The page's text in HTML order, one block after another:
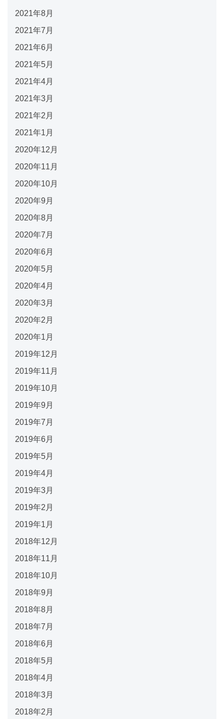
2021年8月
2021年7月
2021年6月
2021年5月
2021年4月
2021年3月
2021年2月
2021年1月
2020年12月
2020年11月
2020年10月
2020年9月
2020年8月
2020年7月
2020年6月
2020年5月
2020年4月
2020年3月
2020年2月
2020年1月
2019年12月
2019年11月
2019年10月
2019年9月
2019年7月
2019年6月
2019年5月
2019年4月
2019年3月
2019年2月
2019年1月
2018年12月
2018年11月
2018年10月
2018年9月
2018年8月
2018年7月
2018年6月
2018年5月
2018年4月
2018年3月
2018年2月